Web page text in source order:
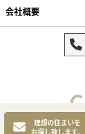
理想の住まいを
お探し致します。
会社概要